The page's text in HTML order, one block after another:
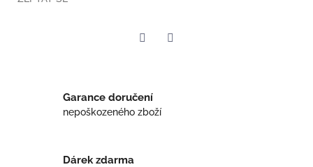
Garance doručení
nepoškozeného zboží
Dárek zdarma